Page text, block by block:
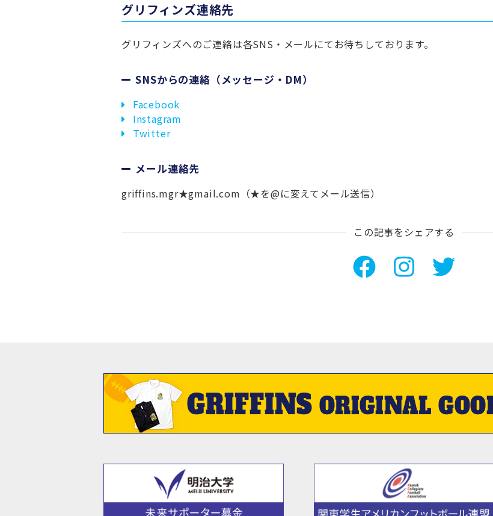
グリフィンズ連絡先
グリフィンズへのご連絡は各SNS・メールにてお待ちしております。
SNSからの連絡（メッセージ・DM）
Facebook
Instagram
Twitter
メール連絡先
griffins.mgr★gmail.com（★を@に変えてメール送信）
この記事をシェアする